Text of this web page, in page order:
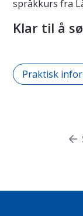
språkkurs fra
Klar til å
Praktisk